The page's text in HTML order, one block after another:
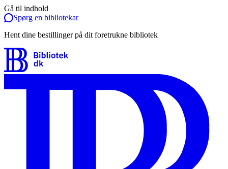
Gå til indhold
Spørg en bibliotekar
Hent dine bestillinger på dit foretrukne bibliotek